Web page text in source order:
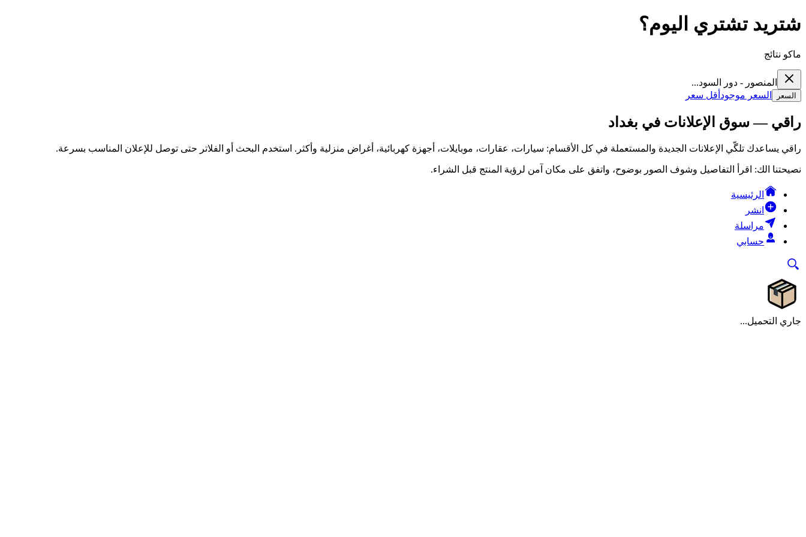
شتريد تشتري اليوم؟
ماكو نتائج
المنصور - دور السود...
السعر السعر موجود أقل سعر
راقي — سوق الإعلانات في بغداد
راقي يساعدك تلگّي الإعلانات الجديدة والمستعملة في كل الأقسام: سيارات، عقارات، موبايلات، أجهزة كهربائية، أغراض منزلية وأكثر. استخدم البحث أو الفلاتر حتى توصل للإعلان المناسب بسرعة.
نصيحتنا الك: اقرأ التفاصيل وشوف الصور بوضوح، واتفق على مكان آمن لرؤية المنتج قبل الشراء.
الرئيسية
انشر
مراسلة
حسابي
جاري التحميل...